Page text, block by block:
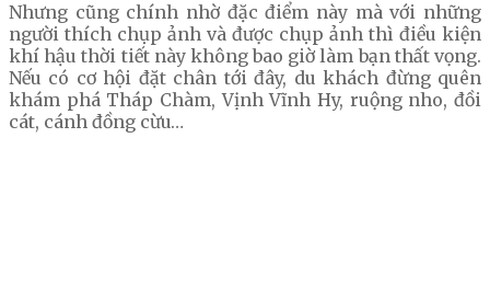
Nhưng cũng chính nhờ đặc điểm này mà với những
người thích chụp ảnh và được chụp ảnh thì điều kiện
khí hậu thời tiết này không bao giờ làm bạn thất vọng.
Nếu có cơ hội đặt chân tới đây, du khách đừng quên
khám phá Tháp Chàm, Vịnh Vĩnh Hy, ruộng nho, đồi
cát, cánh đồng cừu…